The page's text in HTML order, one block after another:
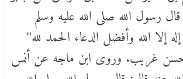
رسول الله صلى الله عليه وسلم
إلا الله وأفضل الدعاء الحمد لله"
غريب. وروى ابن ماجه عن أنس